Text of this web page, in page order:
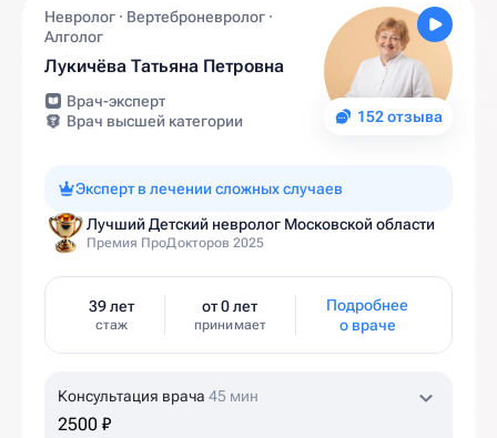
152 отзыва
Невролог · Вертеброневролог ·
Алголог
Лукичёва Татьяна Петровна
Врач-эксперт
Врач высшей категории
Эксперт в лечении сложных случаев
Лучший Детский невролог Московской области
Премия ПроДокторов 2025
39 лет
стаж
от 0 лет
принимает
Подробнее
о враче
Консультация врача 45 мин
2500 ₽